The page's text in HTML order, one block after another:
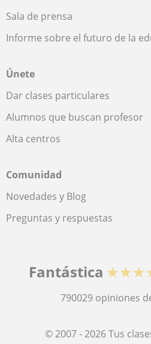
Sala de prensa
Informe sobre el futuro de la
Únete
Dar clases particulares
Alumnos que buscan profesor
Alta centros
Comunidad
Novedades y Blog
Preguntas y respuestas
Fantástica
790029 opiniones
© 2007 - 2026 Tus